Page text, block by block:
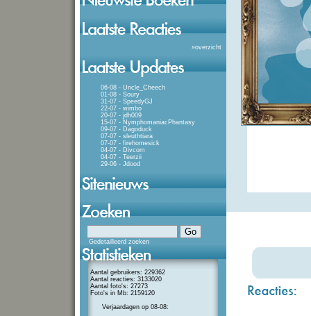
»overzicht
06-08 - Uncle_Cheech
01-08 - Soury
31-07 - SpeedyGJ
22-07 - wimbo
20-07 - jdh009
15-07 - NymphomaniacPhantasy
09-07 - Dagoduck
07-07 - sleuthtiara
07-07 - firehomesick
04-07 - Divcom
04-07 - Teerzii
29-06 - Jdood
Gedetailleerd zoeken
Aantal gebruikers: 229362
Aantal reacties: 3133020
Aantal foto's: 27273
Foto's in Mb: 2159120
Verjaardagen op 08-08: